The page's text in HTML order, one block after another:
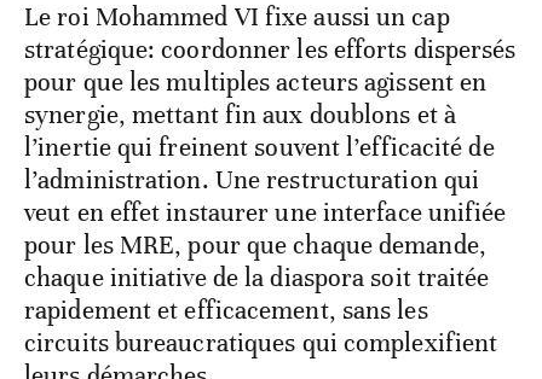
Le roi Mohammed VI fixe aussi un cap
stratégique: coordonner les efforts dispersés
pour que les multiples acteurs agissent en
synergie, mettant fin aux doublons et à
l’inertie qui freinent souvent l’efficacité de
l’administration. Une restructuration qui
veut en effet instaurer une interface unifiée
pour les MRE, pour que chaque demande,
chaque initiative de la diaspora soit traitée
rapidement et efficacement, sans les
circuits bureaucratiques qui complexifient